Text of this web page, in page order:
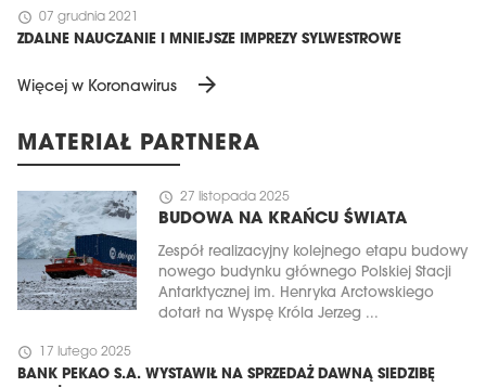
schedule 07 grudnia 2021
ZDALNE NAUCZANIE I MNIEJSZE IMPREZY SYLWESTROWE
Więcej w Koronawirus arrow_forward
MATERIAŁ PARTNERA
schedule 27 listopada 2025
BUDOWA NA KRAŃCU ŚWIATA
Zespół realizacyjny kolejnego etapu budowy
nowego budynku głównego Polskiej Stacji
Antarktycznej im. Henryka Arctowskiego
dotarł na Wyspę Króla Jerzeg ...
schedule 17 lutego 2025
BANK PEKAO S.A. WYSTAWIŁ NA SPRZEDAŻ DAWNĄ SIEDZIBĘ